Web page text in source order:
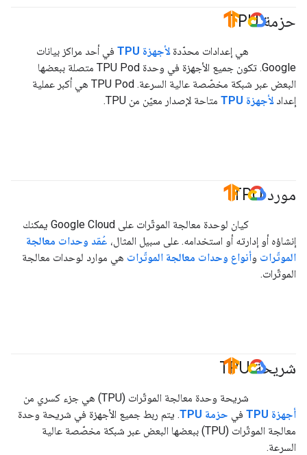
حزمة TPU
#GoogleCloud
هي إعدادات محدّدةلأجهزة TPU
في أحد مراكز بيانات
Google. تكون جميع الأجهزة في وحدة TPU Pod متصلة ببعضها
البعض عبر شبكة مخصّصة عالية السرعة. ‫TPU Pod هي أكبر عملية
إعدادلأجهزة TPU متاحة لإصدار معيّن من TPU.
مورد TPU
كيان لوحدة معالجة الموتّرات على Google Cloud يمكنك
إنشاؤه أو إدارته أو استخدامه. على سبيل المثال، عُقد وحدات معالجة
الموتّرات وأنواع وحدات معالجة الموتّرات هي موارد لوحدات معالجة
الموتّرات.
شريحة TPU
شريحة وحدة معالجة الموتّرات (TPU) هي جزء كسري من
أجهزة TPU
في حزمة TPU
. يتم ربط جميع الأجهزة في شريحة وحدة
معالجة الموتّرات (TPU) ببعضها البعض عبر شبكة مخصّصة عالية
السرعة.